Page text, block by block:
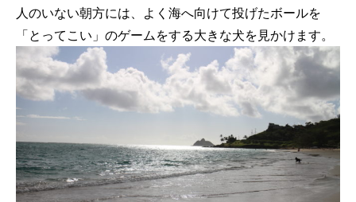
人のいない朝方には、よく海へ向けて投げたボールを
「とってこい」のゲームをする大きな犬を見かけます。